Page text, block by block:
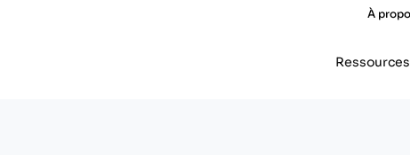
À
Ressources